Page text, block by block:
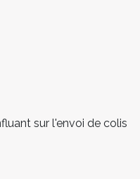
sur l'envoi de colis